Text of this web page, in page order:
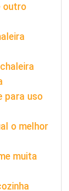
outro
para uso
o melhor
muita